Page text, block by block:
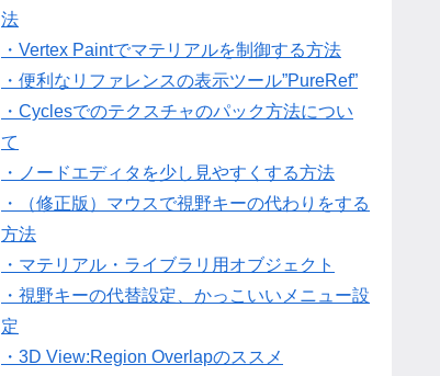
法
・Vertex Paintでマテリアルを制御する方法
・便利なリファレンスの表示ツール”PureRef”
・Cyclesでのテクスチャのパック方法につい
て
・ノードエディタを少し見やすくする方法
・（修正版）マウスで視野キーの代わりをする
方法
・マテリアル・ライブラリ用オブジェクト
・視野キーの代替設定、かっこいいメニュー設
定
・3D View:Region Overlapのススメ